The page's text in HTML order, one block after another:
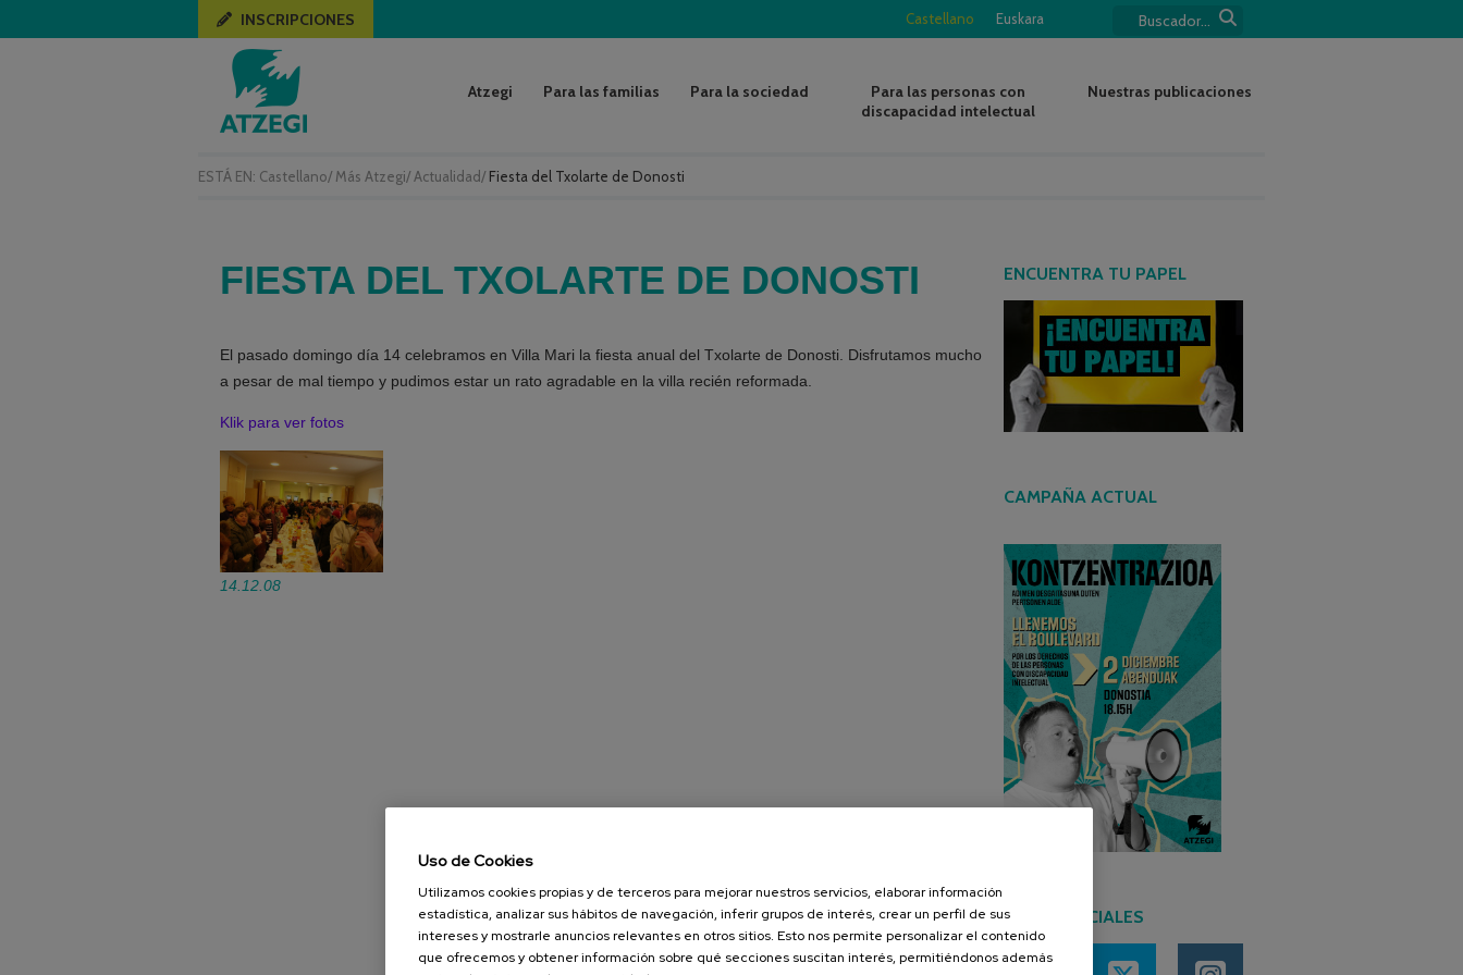
ESTÁ EN: Castellano/ Más Atzegi/ Actualidad/ Fiesta del Txolarte de Donosti
Castellano Euskara
INSCRIPCIONES
Atzegi Para las familias Para la sociedad
Para las personas con
discapacidad intelectual
Nuestras publicaciones
FIESTA DEL TXOLARTE DE DONOSTI
El pasado domingo día 14 celebramos en Villa Mari la fiesta anual del Txolarte de Donosti. Disfrutamos mucho
a pesar de mal tiempo y pudimos estar un rato agradable en la villa recién reformada.
Klik para ver fotos
14.12.08
ENCUENTRA TU PAPEL
CAMPAÑA ACTUAL
REDES SOCIALES
Uso de Cookies
Utilizamos cookies propias y de terceros para mejorar nuestros servicios, elaborar información
estadística, analizar sus hábitos de navegación, inferir grupos de interés, crear un perfil de sus
intereses y mostrarle anuncios relevantes en otros sitios. Esto nos permite personalizar el contenido
que ofrecemos y obtener información sobre qué secciones suscitan interés, permitiéndonos además